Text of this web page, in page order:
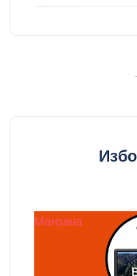
Манзана